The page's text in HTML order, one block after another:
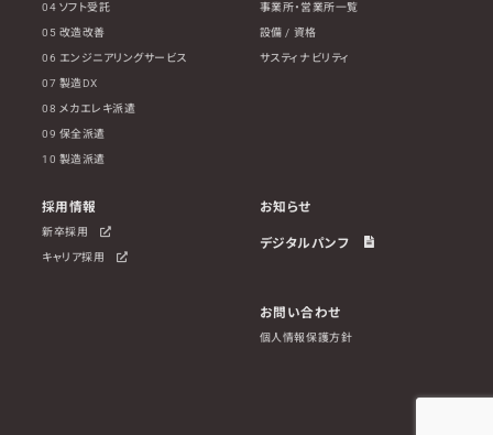
04 ソフト受託
05 改造改善
06 エンジニアリングサービス
07 製造DX
08 メカエレキ派遣
09 保全派遣
10 製造派遣
事業所・営業所一覧
設備 / 資格
サスティナビリティ
採用情報
新卒採用
キャリア採用
お知らせ
デジタルパンフ
お問い合わせ
個人情報保護方針